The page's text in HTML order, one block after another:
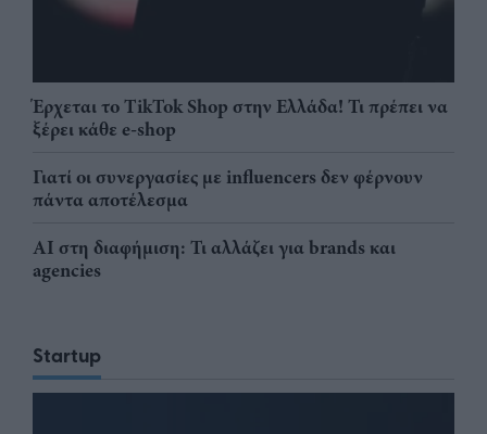
Έρχεται το TikTok Shop στην Ελλάδα! Τι πρέπει να
ξέρει κάθε e-shop
Γιατί οι συνεργασίες με influencers δεν φέρνουν
πάντα αποτέλεσμα
AI στη διαφήμιση: Τι αλλάζει για brands και
agencies
Startup